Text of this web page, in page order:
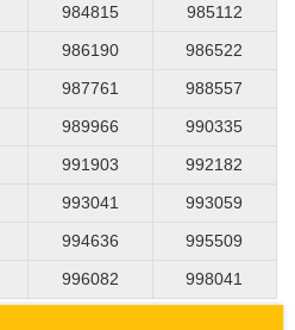
984815
985112
986190
986522
987761
988557
989966
990335
991903
992182
993041
993059
994636
995509
996082 998041